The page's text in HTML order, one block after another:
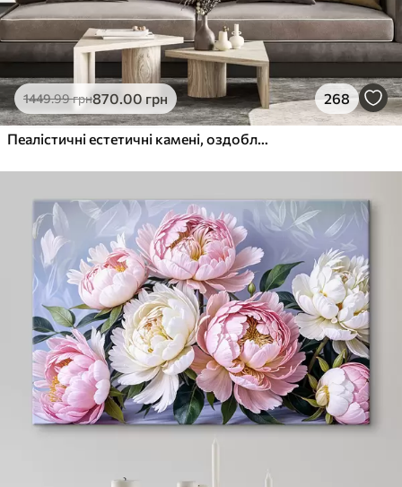
1449.99грн870.00 грн 268
Пеалістичні естетичні камені, оздоблення будинку, природне освітлення